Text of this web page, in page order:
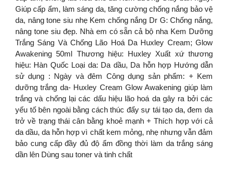
Giúp cấp ẩm, làm sáng da, tăng cường chống nắng bảo vệ
da, nâng tone siu nhẹ Kem chống nắng Dr G: Chống nắng,
nâng tone siu đẹp. Nhà em có sẵn cả bộ nha Kem Dưỡng
Trắng Sáng Và Chống Lão Hoá Da Huxley Cream; Glow
Awakening 50ml Thương hiệu: Huxley Xuất xứ thương
hiệu: Hàn Quốc Loại da: Da dầu, Da hỗn hợp Hướng dẫn
sử dụng : Ngày và đêm Công dụng sản phẩm: + Kem
dưỡng trắng da- Huxley Cream Glow Awakening giúp làm
trắng và chống lại các dấu hiệu lão hoá da gây ra bởi các
yếu tố bên ngoài bằng cách thúc đẩy sự tái tạo da, đem da
trở về trạng thái cân bằng khoẻ mạnh + Thích hợp với cả
da dầu, da hỗn hợp vì chất kem mỏng, nhẹ nhưng vẫn đảm
bảo cung cấp đầy đủ độ ẩm đồng thời làm da trắng sáng
dần lên Dùng sau toner và tinh chất